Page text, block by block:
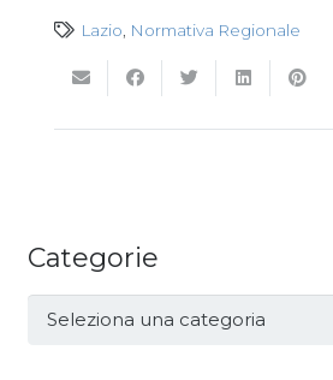
Lazio Normativa Regionale
Categorie
Categorie